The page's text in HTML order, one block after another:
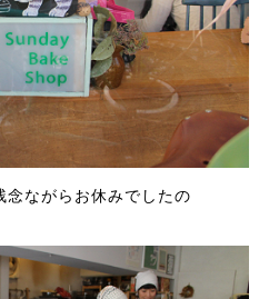
念ながらお休みでしたの